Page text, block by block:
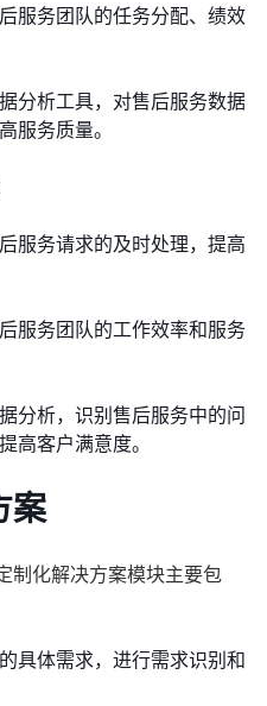
服务团队的任务分配、绩效
分析工具，对售后服务数据
服务质量。
服务请求的及时处理，提高
服务团队的工作效率和服务
分析，识别售后服务中的问
高客户满意度。
案
制化解决方案模块主要包
具体需求，进行需求识别和